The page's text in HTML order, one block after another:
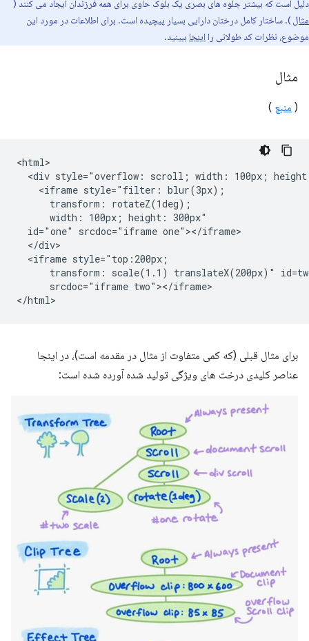
دلیل است که بیشتر جلوه های بصری یک بلوک حاوی برای همه فرزندان ایجاد می کنند (
مثال ). ساختار کامل درختان دارایی بسیار پیچیده است. برای اطلاعات در مورد این
موضوع، نظرات کد طولانی را اینجا ببینید.
مثال
( منبع )
<html>
<div style="overflow: scroll; width: 100px;
    <iframe style="filter: blur(3px);
      transform: rotateZ(1deg);
      width: 100px; height: 300px"
  id="one" srcdoc="iframe one"></iframe>
  </div>
  <iframe style="top:200px;
transform: scale(1.1) translateX(200px)"
      srcdoc="iframe two"></iframe>
برای مثال قبلی (که کمی متفاوت از مثال در مقدمه است)، در اینجا
عناصر کلیدی درخت های ویژگی تولید شده آورده شده است: